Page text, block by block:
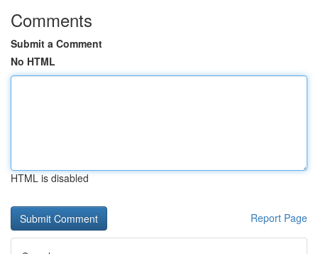
Comments
Submit a Comment
No HTML
HTML is disabled
Report Page